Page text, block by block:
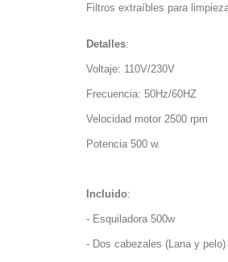
Filtros extraíbles para
Detalles:
Voltaje: 110V/230V
Frecuencia: 50Hz/60HZ
Velocidad motor 2500 rpm
Potencia 500 w.
Incluido:
- Esquiladora 500w
- Dos cabezales (Lana y